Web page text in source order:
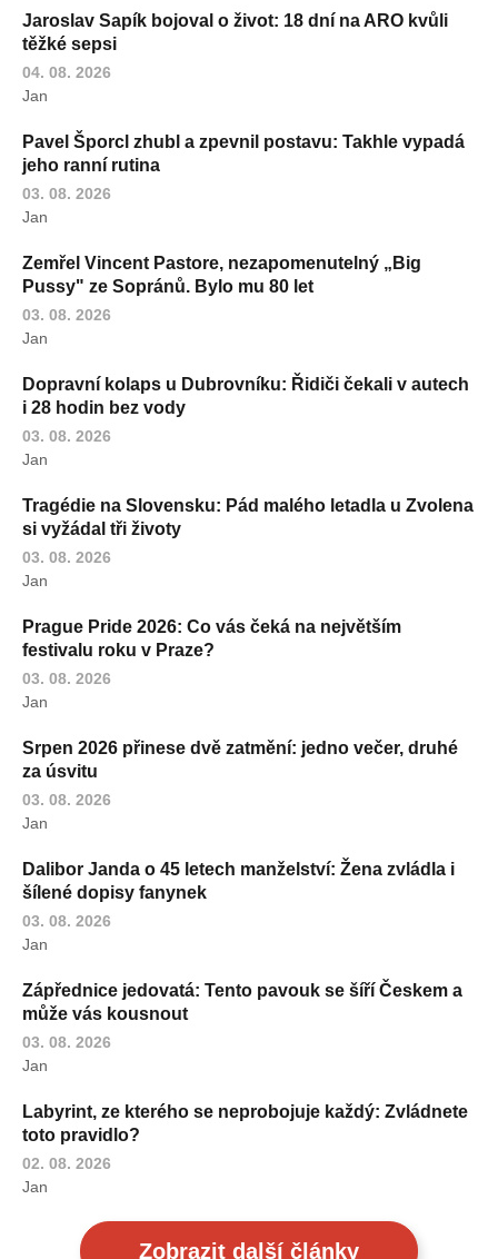
Jaroslav Sapík bojoval o život: 18 dní na ARO kvůli
těžké sepsi
04. 08. 2026
Jan
Pavel Šporcl zhubl a zpevnil postavu: Takhle vypadá
jeho ranní rutina
03. 08. 2026
Jan
Zemřel Vincent Pastore, nezapomenutelný „Big
Pussy" ze Sopránů. Bylo mu 80 let
03. 08. 2026
Jan
Dopravní kolaps u Dubrovníku: Řidiči čekali v autech
i 28 hodin bez vody
03. 08. 2026
Jan
Tragédie na Slovensku: Pád malého letadla u Zvolena
si vyžádal tři životy
03. 08. 2026
Jan
Prague Pride 2026: Co vás čeká na největším
festivalu roku v Praze?
03. 08. 2026
Jan
Srpen 2026 přinese dvě zatmění: jedno večer, druhé
za úsvitu
03. 08. 2026
Jan
Dalibor Janda o 45 letech manželství: Žena zvládla i
šílené dopisy fanynek
03. 08. 2026
Jan
Zápřednice jedovatá: Tento pavouk se šíří Českem a
může vás kousnout
03. 08. 2026
Jan
Labyrint, ze kterého se neprobojuje každý: Zvládnete
toto pravidlo?
02. 08. 2026
Jan
Zobrazit další články